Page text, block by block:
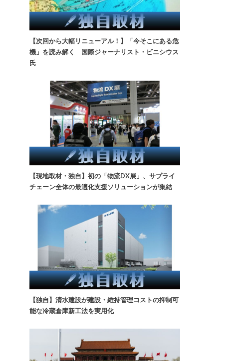
【次回から大幅リニューアル！】「今そこにある危
機」を読み解く 国際ジャーナリスト・ビニシウス
氏
【現地取材・独自】初の「物流DX展」、サプライ
チェーン全体の最適化支援ソリューションが集結
【独自】清水建設が建設・維持管理コストの抑制可
能な冷蔵倉庫新工法を実用化